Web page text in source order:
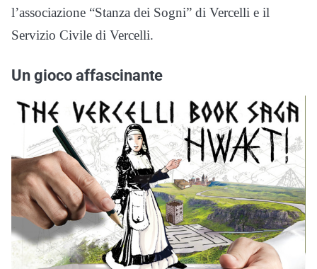
l’associazione “Stanza dei Sogni” di Vercelli e il
Servizio Civile di Vercelli.
Un gioco affascinante